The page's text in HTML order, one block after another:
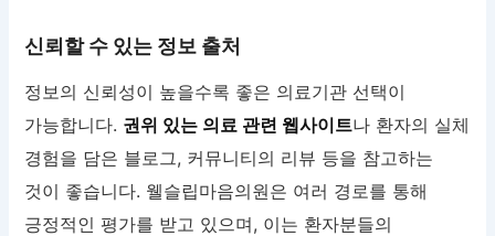
신뢰할 수 있는 정보 출처
정보의 신뢰성이 높을수록 좋은 의료기관 선택이
가능합니다. 권위 있는 의료 관련 웹사이트나 환자의 실체
경험을 담은 블로그, 커뮤니티의 리뷰 등을 참고하는
것이 좋습니다. 웰슬립마음의원은 여러 경로를 통해
긍정적인 평가를 받고 있으며, 이는 환자분들의